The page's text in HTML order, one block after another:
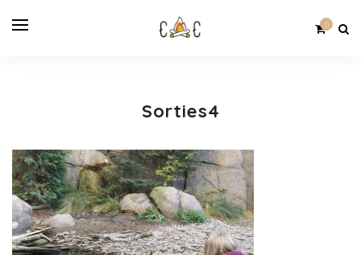
0
Sorties4